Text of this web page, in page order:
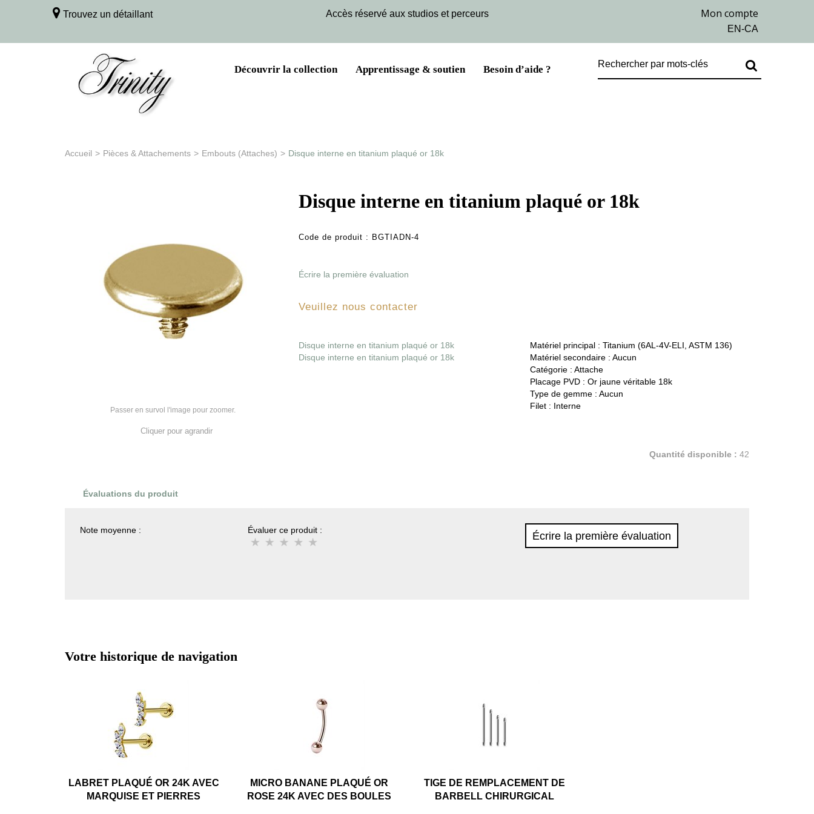
Trouvez un détaillant Accès réservé aux studios et perceurs
Découvrir la collection Apprentissage & soutien Besoin d’aide ?
Accueil > Pièces & Attachements > Embouts (Attaches) > Disque interne en titanium plaqué or 18k
Passer en survol l'image pour zoomer.
Cliquer pour agrandir
Disque interne en titanium plaqué or 18k
Code de produit : BGTIADN-4
Écrire la première évaluation
Veuillez nous contacter
Disque interne en titanium plaqué or 18k
Disque interne en titanium plaqué or 18k
Matériel principal : Titanium (6AL-4V-ELI, ASTM 136)
Matériel secondaire : Aucun
Catégorie : Attache
Placage PVD : Or jaune véritable 18k
Type de gemme : Aucun
Filet : Interne
Quantité disponible : 42
Évaluations du produit
Note moyenne : Évaluer ce produit : Écrire la première évaluation
Votre historique de navigation
LABRET PLAQUÉ OR 24K AVEC
MARQUISE ET PIERRES
MICRO BANANE PLAQUÉ OR
ROSE 24K AVEC DES BOULES
TIGE DE REMPLACEMENT DE
BARBELL CHIRURGICAL